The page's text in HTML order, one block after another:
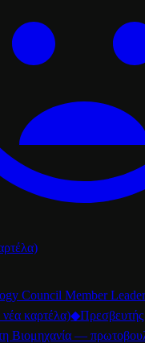
Council Member
νέα καρτέλα)◆
Βιομηχανία —